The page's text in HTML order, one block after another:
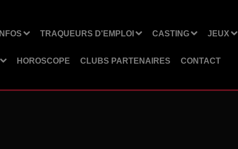
INFOS TRAQUEURS D'EMPLOI CASTING JEUX
HOROSCOPE CLUBS PARTENAIRES CONTACT